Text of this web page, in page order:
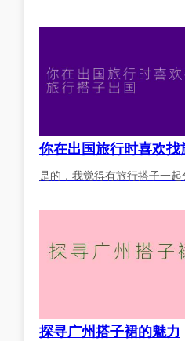
你在出国旅行时喜欢找
是的，我觉得有旅行搭子一起
探寻广州搭子裙的魅力